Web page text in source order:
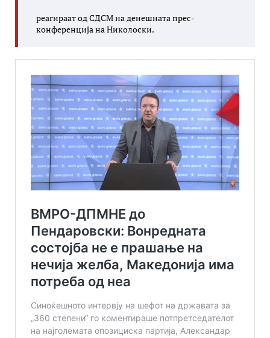
реагираат од СДСМ на денешната прес-
конференција на Николоски.